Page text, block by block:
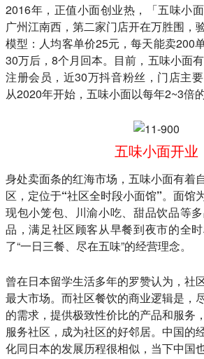
2016年，正值小面创业热，「五味小
广州江南西，第二家门店开在万胜围，
模型：人均客单价25元，每天能卖200
30万后，8个月回本。目前，五味小面
注册会员，近30万抖音粉丝，门店主要
从2020年开始，五味小面以每年2~3倍
五味小面开业
身处卖面条的红海市场，五味小面有着
区，定位于“社区全时段小面馆”。 面馆
现包小笼包、川渝小吃、甜品饮品等
品，满足社区顾客从早餐到夜市的全
了“一日三餐、尽在五味”的经营理念。
曾在日本留学生活多年的罗赞认为，社
最大市场。而社区餐饮的商业逻辑是，
的需求，提供极致性价比的产品和服务
服务社区，成为社区的好邻居。中国的
化同日本的发展历程很相似，当下中国